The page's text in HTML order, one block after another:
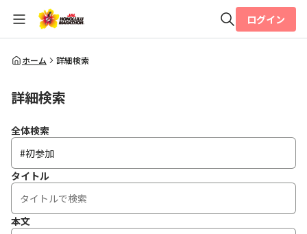
全体検索
ログイン
ホーム 詳細検索
詳細検索
全体検索
タイトル
本文